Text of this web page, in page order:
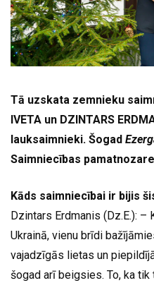
Tā uzskata zemnieku
IVETA un DZINTARS
lauksaimnieki. Šogad
Saimniecības
Kāds saimniecībai ir bijis
Dzintars Erdmanis (Dz.E.):
Ukrainā, vienu brīdi
vajadzīgās lietas un
šogad arī beigsies. To, ka